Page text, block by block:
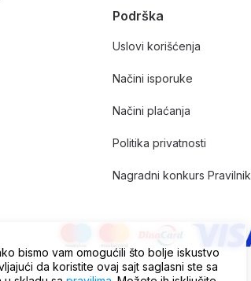
Podrška
Uslovi korišćenja
Načini isporuke
Načini plaćanja
Politika privatnosti
Nagradni konkurs Pravilnik
bismo vam omogućili što bolje iskustvo
da koristite ovaj sajt saglasni ste sa